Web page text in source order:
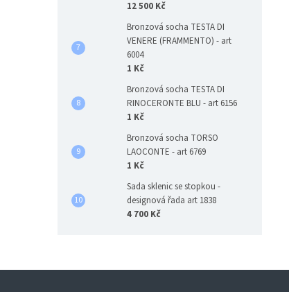
12 500 Kč
Bronzová socha TESTA DI
VENERE (FRAMMENTO) - art
6004
1 Kč
Bronzová socha TESTA DI
RINOCERONTE BLU - art 6156
1 Kč
Bronzová socha TORSO
LAOCONTE - art 6769
1 Kč
Sada sklenic se stopkou -
designová řada art 1838
4 700 Kč